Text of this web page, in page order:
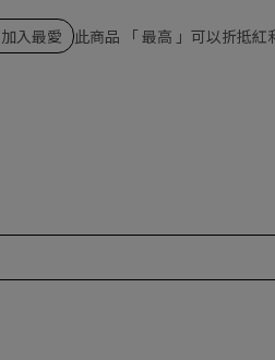
加入最愛 此商品 「 最高 」可以折抵紅